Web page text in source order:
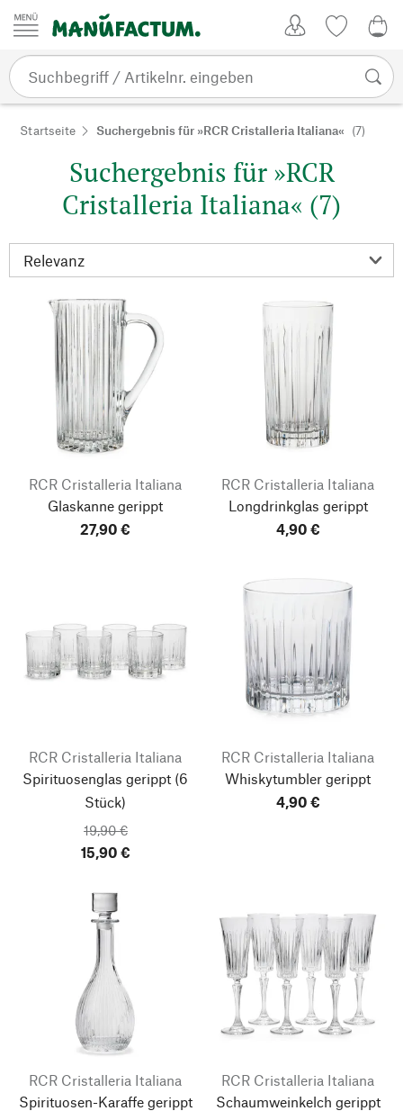
Zum Inhalt springen
Startseite Suchergebnis für »RCR Cristalleria Italiana« (7)
Suchergebnis für »RCR
Cristalleria Italiana« (7)
RCR Cristalleria Italiana
Glaskanne gerippt
27,90 €
RCR Cristalleria Italiana
Longdrinkglas gerippt
4,90 €
RCR Cristalleria Italiana
Spirituosenglas gerippt (6
Stück)
19,90 €
15,90 €
RCR Cristalleria Italiana
Whiskytumbler gerippt
4,90 €
RCR Cristalleria Italiana
Spirituosen-Karaffe gerippt
RCR Cristalleria Italiana
Schaumweinkelch gerippt